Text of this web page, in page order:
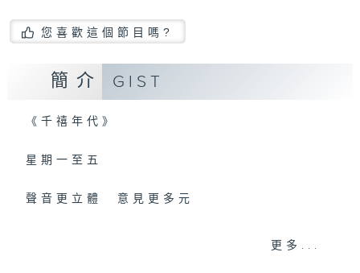
您喜歡這個節目嗎?
簡介 GIST
《千禧年代》
星期一至五
聲音更立體 意見更多元
「千禧年代」鼓勵聽眾及嘉賓作有觀點、有理
更多...